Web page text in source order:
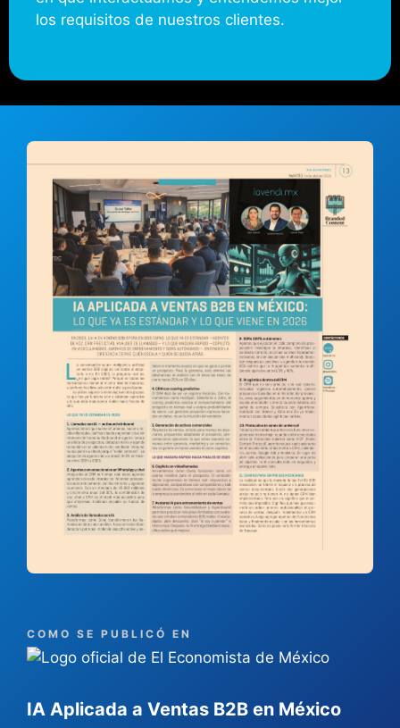
los requisitos de nuestros clientes.
COMO SE PUBLICÓ EN
IA Aplicada a Ventas B2B en México